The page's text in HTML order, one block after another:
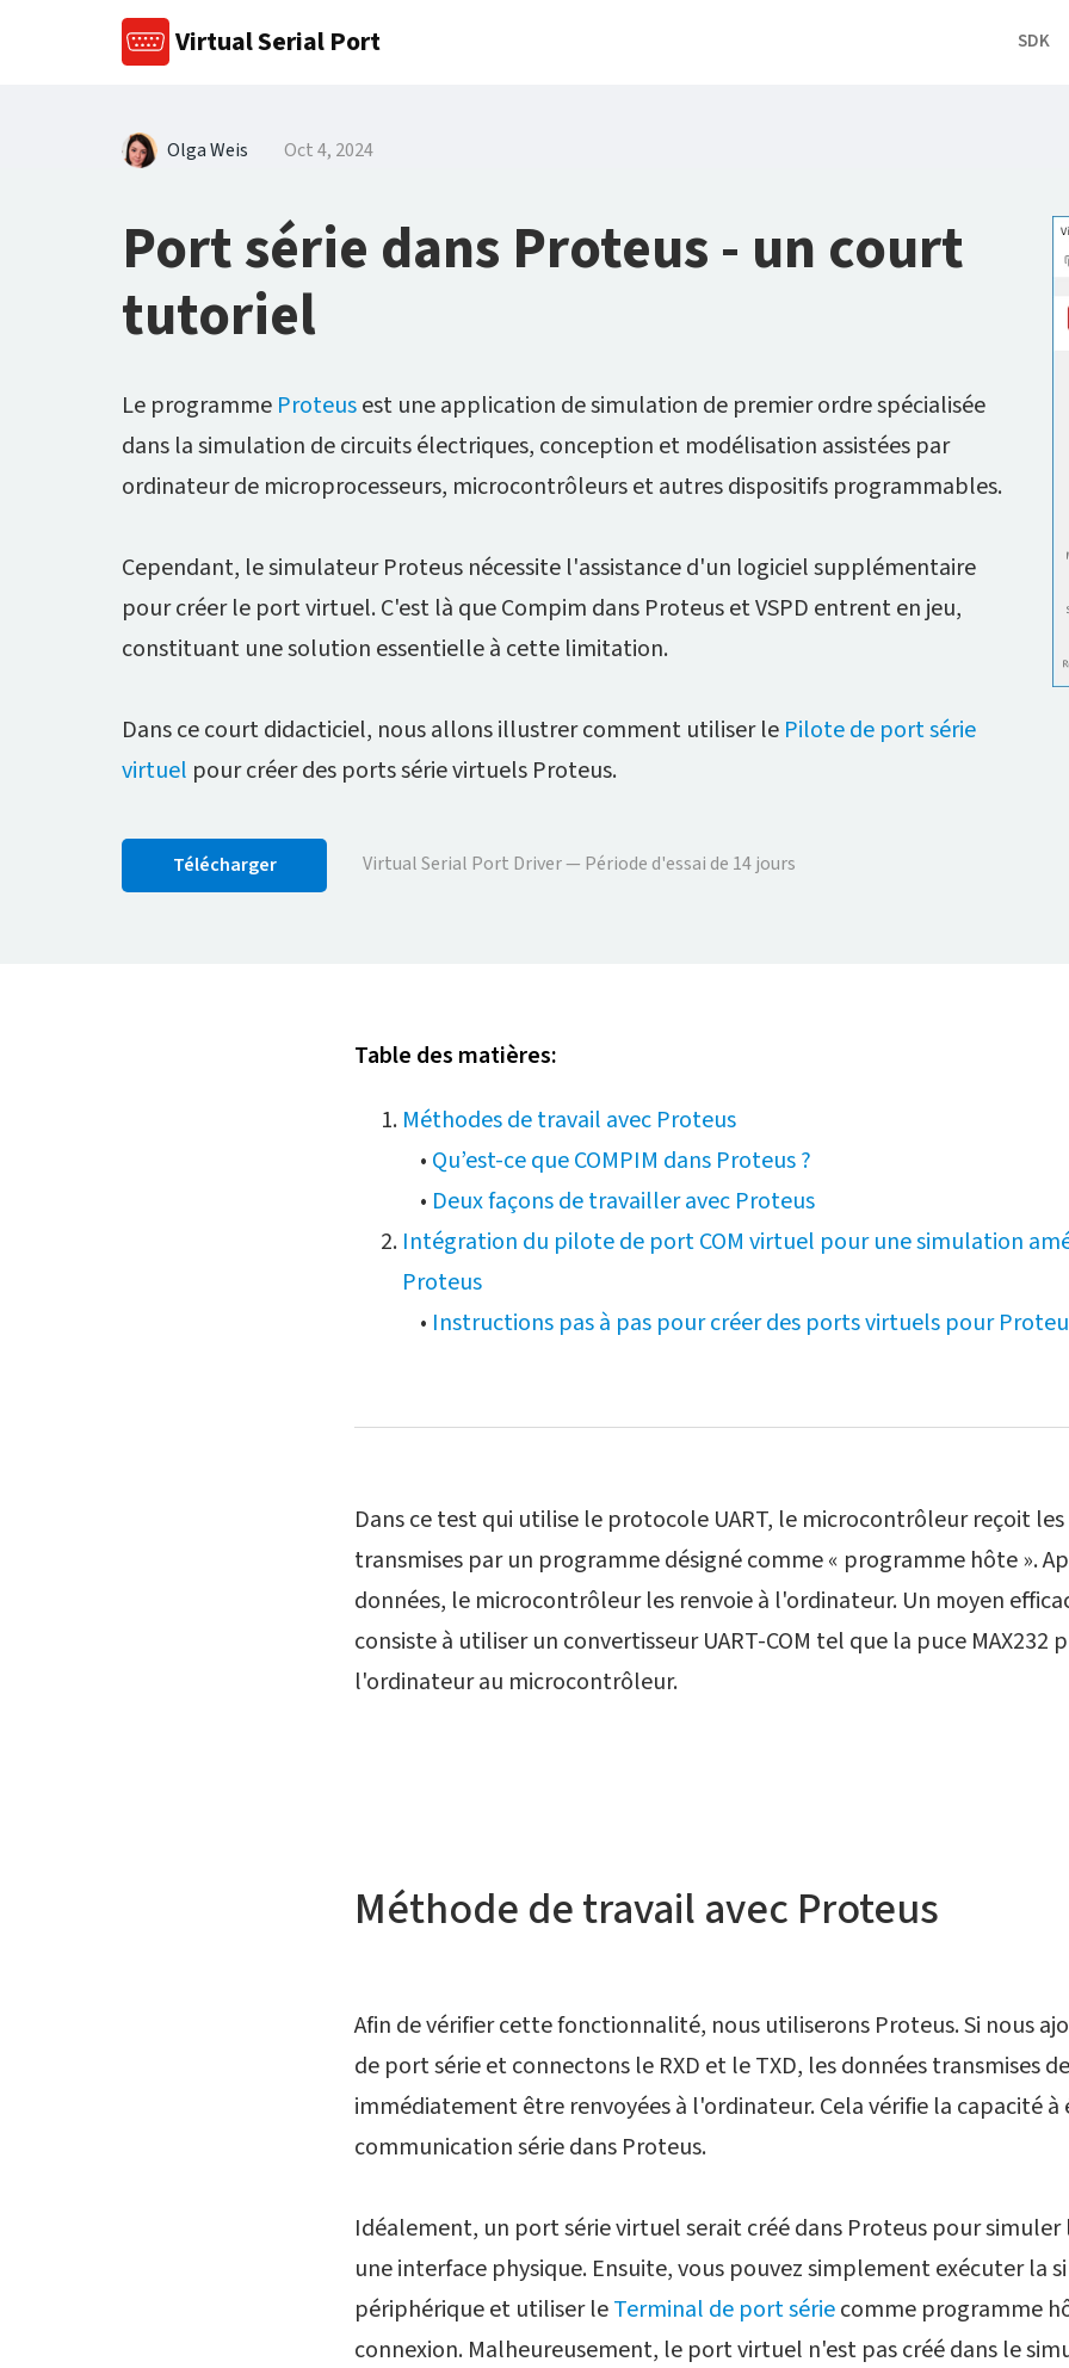
Virtual Serial Port SDK
Olga Weis Oct 4, 2024
Port série dans Proteus - un court
tutoriel
Le programme Proteusest une application de simulation de premier ordre spécialisée
dans la simulation de circuits électriques, conception et modélisation assistées par
ordinateur de microprocesseurs, microcontrôleurs et autres dispositifs programmables.
Cependant, le simulateur Proteus nécessite l'assistance d'un logiciel supplémentaire
pour créer le port virtuel. C'est là que Compim dans Proteus et VSPD entrent en jeu,
constituant une solution essentielle à cette limitation.
Dans ce court didacticiel, nous allons illustrer comment utiliser le Pilote de port série
virtuel pour créer des ports série virtuels Proteus.
Télécharger Virtual Serial Port Driver — Période d'essai de 14 jours
Table des matières:
Méthodes de travail avec Proteus
• Qu’est-ce que COMPIM dans Proteus ?
• Deux façons de travailler avec Proteus
Intégration du pilote de port COM virtuel pour une simulation
Proteus
• Instructions pas à pas pour créer des ports virtuels pour
Dans ce test qui utilise le protocole UART, le microcontrôleur reçoit
transmises par un programme désigné comme « programme hôte ».
données, le microcontrôleur les renvoie à l'ordinateur. Un moyen
consiste à utiliser un convertisseur UART-COM tel que la puce MAX232
l'ordinateur au microcontrôleur.
Méthode de travail avec Proteus
Afin de vérifier cette fonctionnalité, nous utiliserons Proteus. Si nous
de port série et connectons le RXD et le TXD, les données transmises
immédiatement être renvoyées à l'ordinateur. Cela vérifie la capacité
communication série dans Proteus.
Idéalement, un port série virtuel serait créé dans Proteus pour
une interface physique. Ensuite, vous pouvez simplement exécuter la
périphérique et utiliser leTerminal de port sériecomme programme
connexion. Malheureusement, le port virtuel n'est pas créé dans le